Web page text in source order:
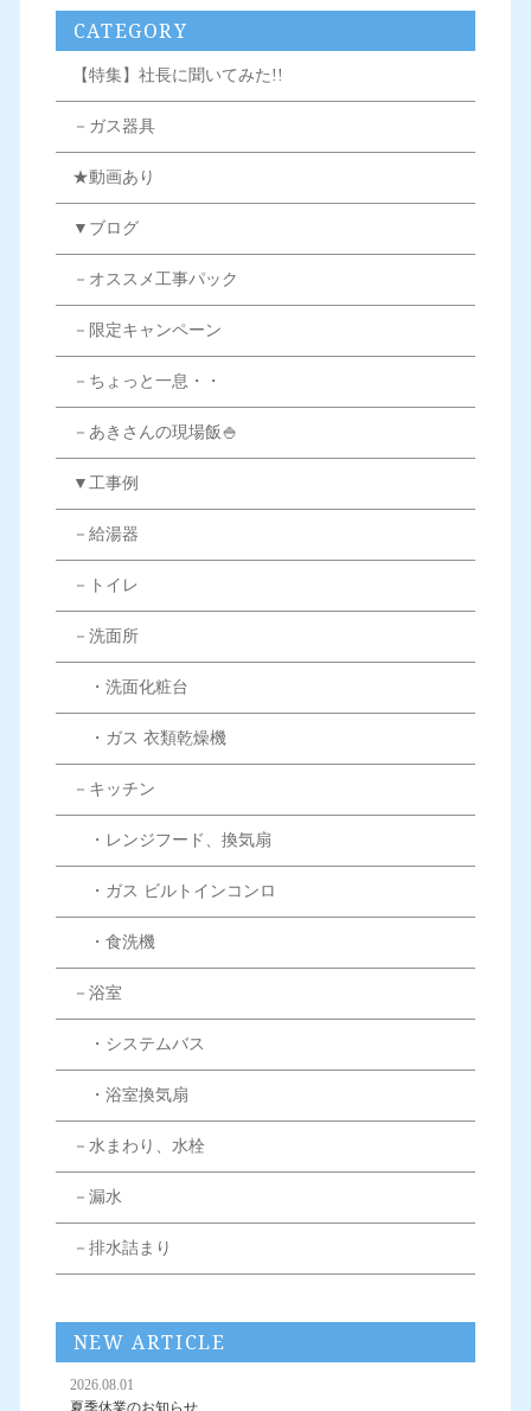
CATEGORY
【特集】社長に聞いてみた!!
－ガス器具
★動画あり
▼ブログ
－オススメ工事パック
－限定キャンペーン
－ちょっと一息・・
－あきさんの現場飯🍚
▼工事例
－給湯器
－トイレ
－洗面所
・洗面化粧台
・ガス 衣類乾燥機
－キッチン
・レンジフード、換気扇
・ガス ビルトインコンロ
・食洗機
－浴室
・システムバス
・浴室換気扇
－水まわり、水栓
－漏水
－排水詰まり
NEW ARTICLE
2026.08.01
夏季休業のお知らせ